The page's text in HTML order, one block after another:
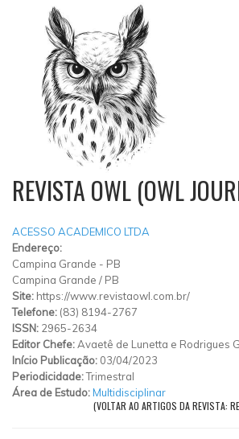
REVISTA OWL (OWL
ACESSO ACADEMICO LTDA
Endereço:
Campina Grande - PB
Campina Grande / PB
Site: https://www.revistaowl.com.br/
Telefone: (83) 8194-2767
ISSN: 2965-2634
Editor Chefe:Avaetê de Lunetta e Rodrigues
Início Publicação: 03/04/2023
Periodicidade:Trimestral
Área de Estudo:Multidisciplinar
(VOLTAR AO ARTIGOS DA REVISTA: